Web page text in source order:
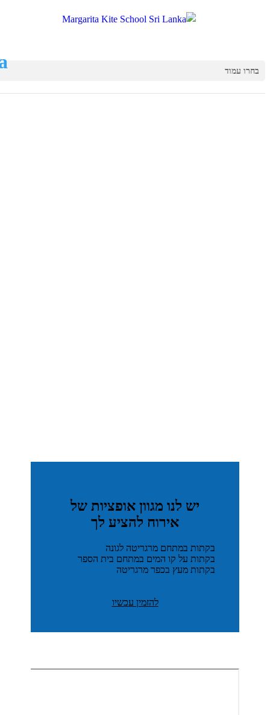
בחרו עמוד
יש לנו מגוון אופציות של
אירוח להציע לך
בקתות במתחם מרגריטה לגונה
בקתות על קו המים במתחם בית הספר
בקתות מעץ בכפר מרגריטה
להזמין עכשיו